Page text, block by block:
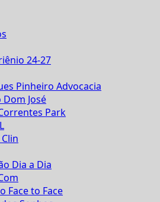
24-27
Pinheiro Advocacia
José
Park
Dia a Dia
Face to Face